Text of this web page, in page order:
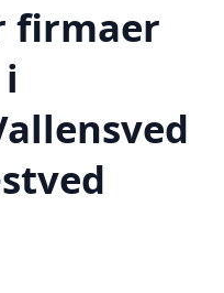
firmaer